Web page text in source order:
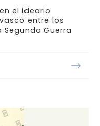
el ideario
entre los
Guerra